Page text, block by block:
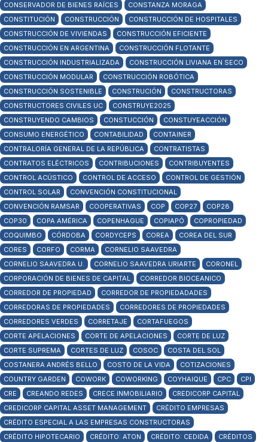
CONSERVADOR DE BIENES RAÍCES
CONSTANZA MORAGA
CONSTITUCIÓN
CONSTRUCCIÓN
CONSTRUCCIÓN DE HOSPITALES
CONSTRUCCIÓN DE VIVIENDAS
CONSTRUCCIÓN EFICIENTE
CONSTRUCCIÓN EN ARGENTINA
CONSTRUCCIÓN FLOTANTE
CONSTRUCCIÓN INDUSTRIALIZADA
CONSTRUCCIÓN LIVIANA EN SECO
CONSTRUCCIÓN MODULAR
CONSTRUCCIÓN ROBÓTICA
CONSTRUCCIÓN SOSTENIBLE
CONSTRUCIÓN
CONSTRUCTORAS
CONSTRUCTORES CIVILES UC
CONSTRUYE2025
CONSTRUYENDO CAMBIOS
CONSTUCCIÓN
CONSTUYEACCIÓN
CONSUMO ENERGÉTICO
CONTABILIDAD
CONTAINER
CONTRALORÍA GENERAL DE LA REPÚBLICA
CONTRATISTAS
CONTRATOS ELÉCTRICOS
CONTRIBUCIONES
CONTRIBUYENTES
CONTROL ACÚSTICO
CONTROL DE ACCESO
CONTROL DE GESTIÓN
CONTROL SOLAR
CONVENCIÓN CONSTITUCIONAL
CONVENCIÓN RAMSAR
COOPERATIVAS COP COP27
COP28
COP30
COPA AMÉRICA COPENHAGUE COPIAPÓ
COPROPIEDAD
COQUIMBO
CÓRDOBA CORDYCEPS COREA
COREA DEL SUR
CORES
CORFO CORMA
CORNELIO SAAVEDRA
CORNELIO SAAVEDRA U.
CORNELIO SAAVEDRA URIARTE
CORONEL
CORPORACIÓN DE BIENES DE CAPITAL
CORREDOR BIOCEANICO
CORREDOR DE PROPIEDAD
CORREDOR DE PROPIEDADADES
CORREDORAS DE PROPIEDADES
CORREDORES DE PROPIEDADES
CORREDORES VERDES
CORRETAJE
CORTAFUEGOS
CORTE APELACIONES
CORTE DE APELACIONES
CORTE DE LUZ
CORTE SUPREMA
CORTES DE LUZ COSOC
COSTA DEL SOL
COSTANERA ANDRÉS BELLO
COSTO DE LA VIDA
COTIZACIONES
COUNTRY GARDEN
COWORK COWORKING COYHAIQUE CPC
CPI
CRE
CREANDO REDES CRECE INMOBILIARIO
CREDICORP CAPITAL
CREDICORP CAPITAL ASSET MANAGEMENT
CRÉDITO EMPRESAS
CRÉDITO ESPECIAL A LAS EMPRESAS CONSTRUCTORAS
CRÉDITO HIPOTECARIO
CRÉDITO: ATON CRÉDITO: CEDIDA
CRÉDITOS